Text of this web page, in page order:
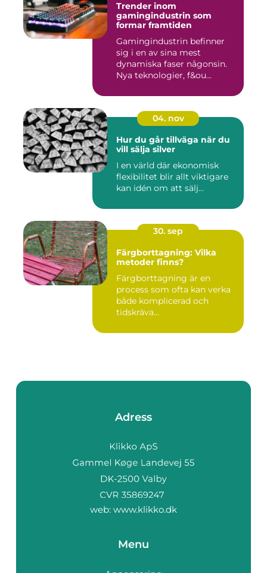
Trender inom
gamingindustrin som
formar framtiden
Gamingindustrin befinner
sig i en av sina mest
dynamiska faser någonsin.
Nya teknologier, f&ou...
04. nov
Hur du går tillväga när du
vill sälja silver
I en värld där ekonomisk
flexibilitet blir allt viktigare
kan idén om att sälj...
30. sep
Färgborttagning: Vilka
metoder finns?
Färgborttagning är en
process som ofta kan verka
både komplicerad och
tidskräva...
Adress
web: www.klikko.dk
Menu